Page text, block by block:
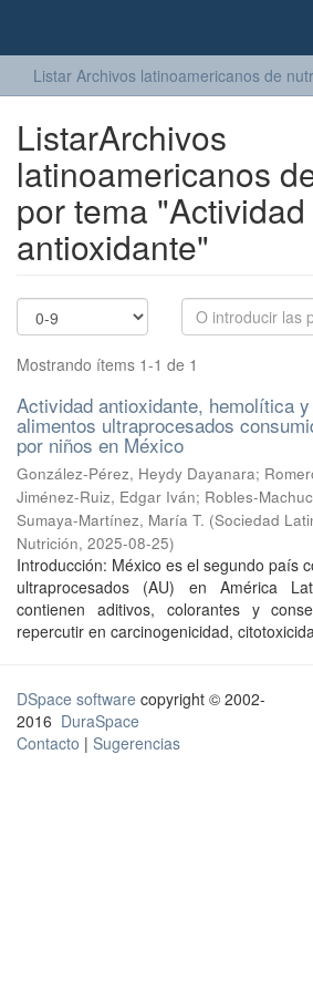
Listar Archivos latinoamericanos de
ListarArchivos
latinoamericanos
por tema "Actividad
antioxidante"
Mostrando ítems 1-1 de 1
Actividad antioxidante, hemolítica
alimentos ultraprocesados
por niños en México
González-Pérez, Heydy Dayanara;
Jiménez-Ruiz, Edgar Iván; Robles-
Sumaya-Martínez, María T. (Sociedad
Nutrición, 2025-08-25)
Introducción: México es el segundo país
ultraprocesados (AU) en América
contienen aditivos, colorantes y
repercutir en carcinogenicidad,
DSpace software copyright © 2002-
2016 DuraSpace
Contacto | Sugerencias